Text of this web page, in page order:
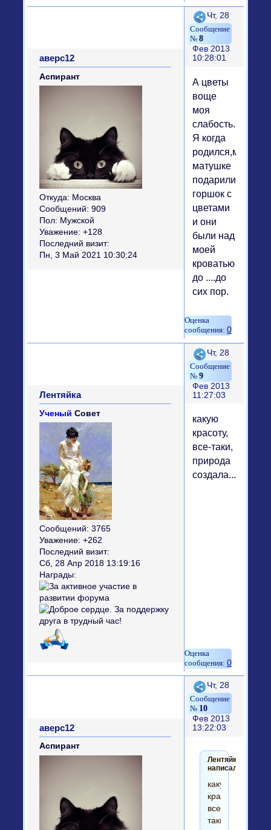
Поделиться
8
Чт, 28
Фев 2013
10:28:01
аверс12
Аспирант
Откуда: Москва
Сообщений: 909
Пол: Мужской
Уважение: +128
Последний визит:
Пн, 3 Май 2021 10:30:24
А цветы
воще
моя
слабость.
Я когда
родился,моей
матушке
подарили
горшок с
цветами
и они
были над
моей
кроватью
до ....до
сих пор.
0
Поделиться
9
Чт, 28
Фев 2013
11:27:03
Лентяйка
Ученый Совет
Сообщений: 3765
Уважение: +262
Последний визит:
Сб, 28 Апр 2018 13:19:16
Награды:
какую
красоту,
все-таки,
природа
создала...
0
Поделиться
10
Чт, 28
Фев 2013
13:22:03
аверс12
Аспирант
Лентяйка
написал(а):
какую
красоту,
все-
таки,